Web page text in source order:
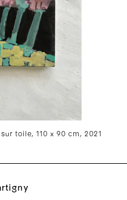
toile, 110 x 90 cm, 2021